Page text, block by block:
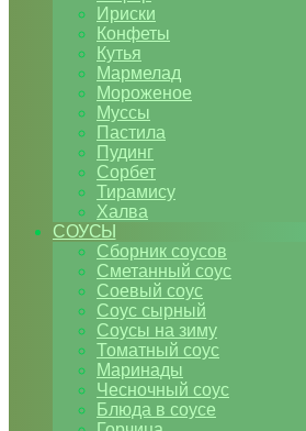
Ириски
Конфеты
Кутья
Мармелад
Мороженое
Муссы
Пастила
Пудинг
Сорбет
Тирамису
Халва
СОУСЫ
Сборник соусов
Сметанный соус
Соевый соус
Соус сырный
Соусы на зиму
Томатный соус
Маринады
Чесночный соус
Блюда в соусе